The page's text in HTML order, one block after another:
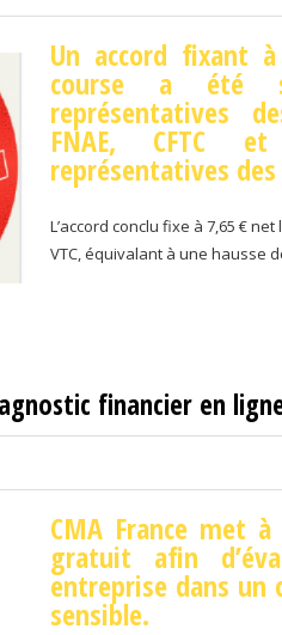
Un accord fixant
course a été
représentatives
FNAE, CFTC
représentatives des
L’accord conclu fixe à 7,65 €
VTC, équivalant à une hausse
financier en
CMA France met
gratuit afin
entreprise dans un
sensible.